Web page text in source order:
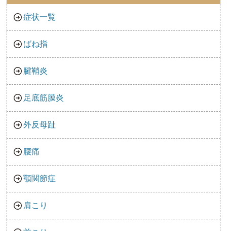
症状一覧
ばね指
腱鞘炎
足底筋膜炎
外反母趾
腰痛
顎関節症
肩こり